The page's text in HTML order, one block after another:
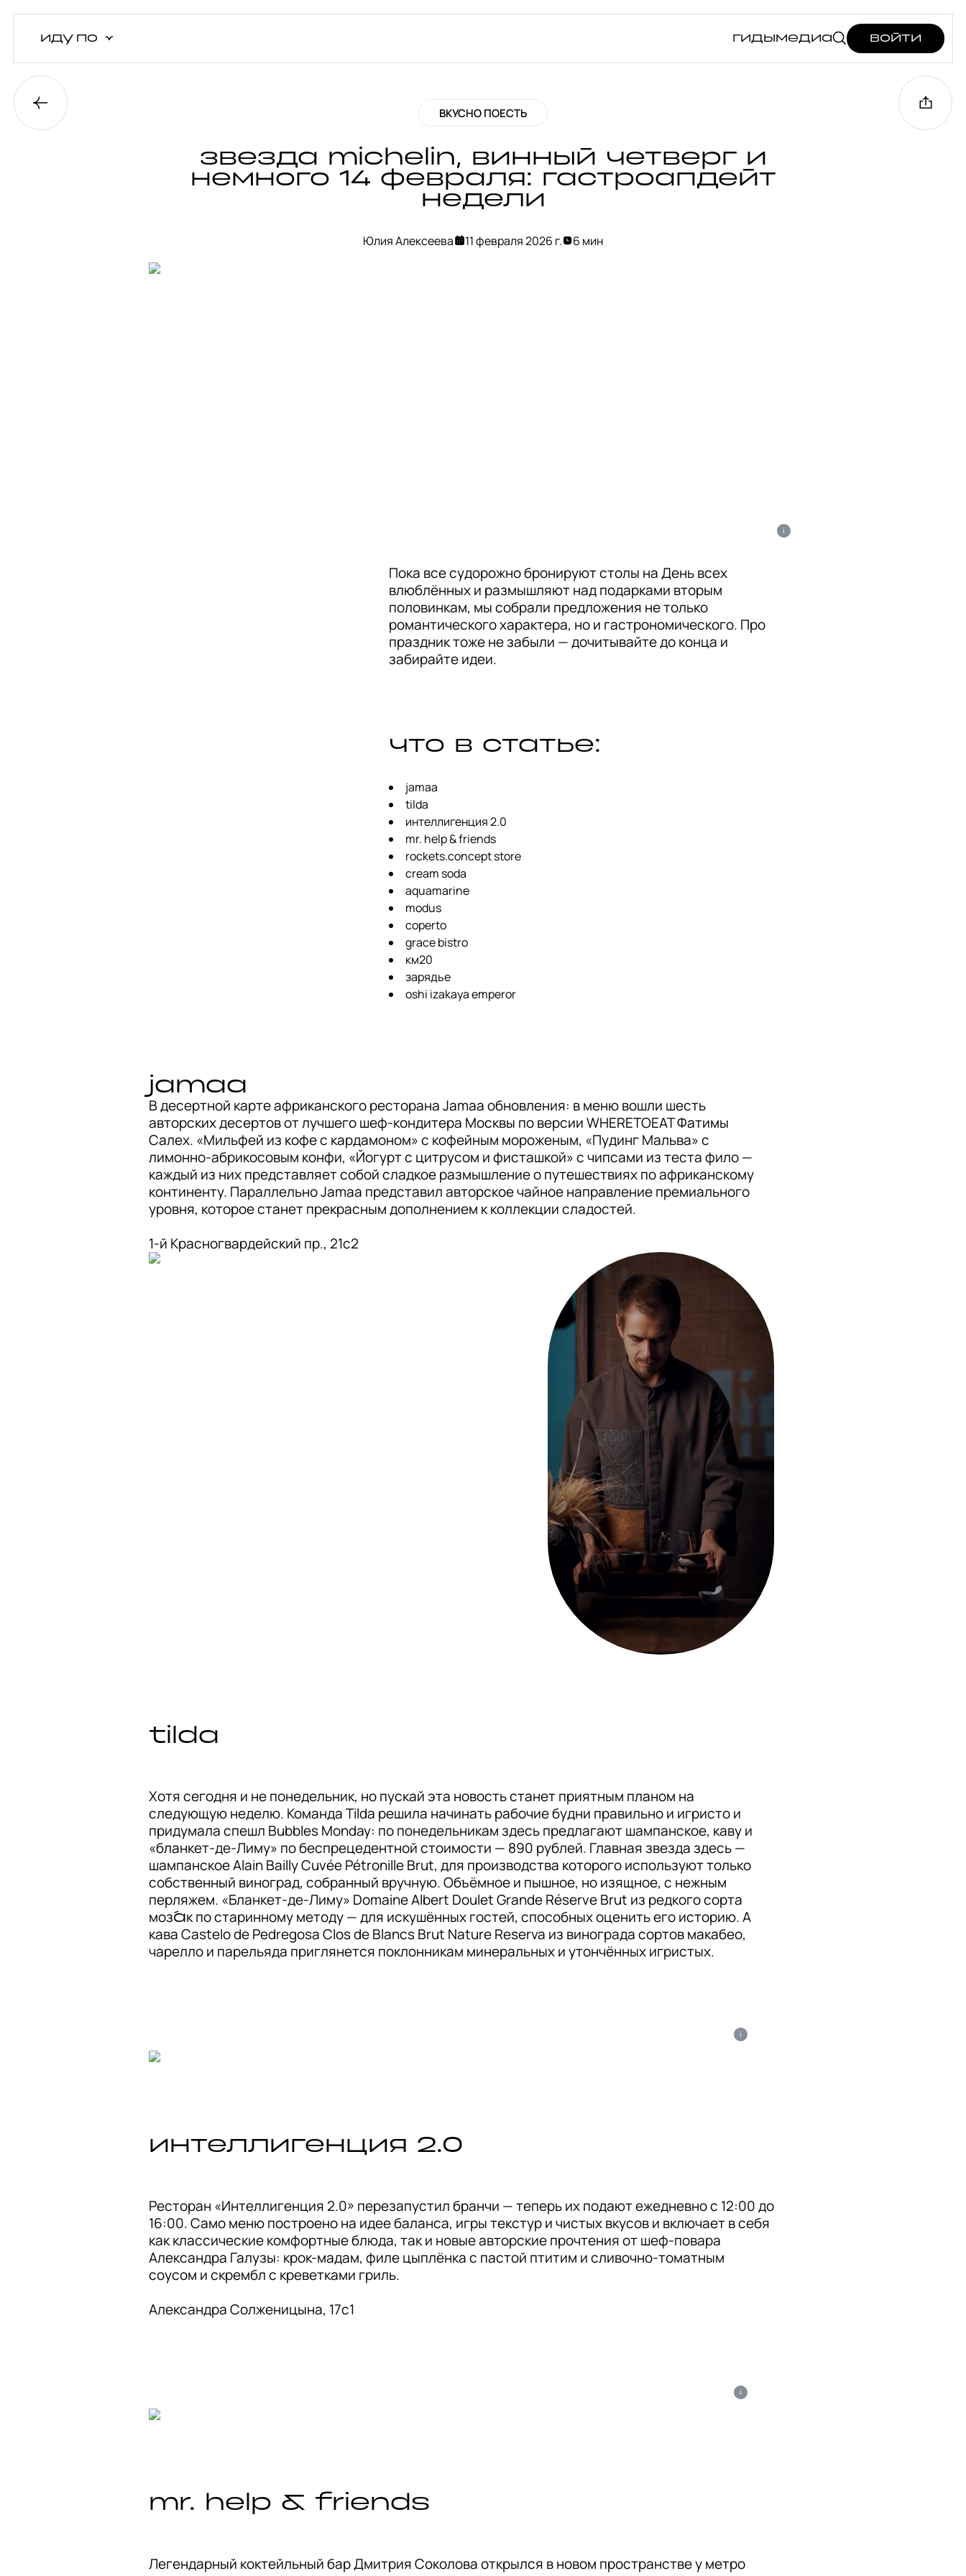
иду по гидымедиа войти
ВКУСНО ПОЕСТЬ
звезда michelin, винный четверг и
немного 14 февраля: гастроапдейт
недели
Юлия Алексеева 11 февраля 2026 г. 6 мин
i
Пока все судорожно бронируют столы на День всех
влюблённых и размышляют над подарками вторым
половинкам, мы собрали предложения не только
романтического характера, но и гастрономического. Про
праздник тоже не забыли — дочитывайте до конца и
забирайте идеи.
что в статье:
jamaa
tilda
интеллигенция 2.0
mr. help & friends
rockets.concept store
cream soda
aquamarine
modus
coperto
grace bistro
км20
зарядье
oshi izakaya emperor
jamaa
В десертной карте африканского ресторана Jamaa обновления: в меню вошли шесть
авторских десертов от лучшего шеф-кондитера Москвы по версии WHERETOEAT Фатимы
Салех. «Мильфей из кофе с кардамоном» с кофейным мороженым, «Пудинг Мальва» с
лимонно-абрикосовым конфи, «Йогурт с цитрусом и фисташкой» с чипсами из теста фило —
каждый из них представляет собой сладкое размышление о путешествиях по африканскому
континенту. Параллельно Jamaa представил авторское чайное направление премиального
уровня, которое станет прекрасным дополнением к коллекции сладостей.
tilda
Хотя сегодня и не понедельник, но пускай эта новость станет приятным планом на
следующую неделю. Команда Tilda решила начинать рабочие будни правильно и игристо и
придумала спешл Bubbles Monday: по понедельникам здесь предлагают шампанское, каву и
«бланкет-де-Лиму» по беспрецедентной стоимости — 890 рублей. Главная звезда здесь —
шампанское Alain Bailly Cuvée Pétronille Brut, для производства которого используют только
собственный виноград, собранный вручную. Объёмное и пышное, но изящное, с нежным
перляжем. «Бланкет-де-Лиму» Domaine Albert Doulet Grande Réserve Brut из редкого сорта
моза́к по старинному методу — для искушённых гостей, способных оценить его историю. А
кава Castelo de Pedregosa Clos de Blancs Brut Nature Reserva из винограда сортов макабео,
чарелло и парельяда приглянется поклонникам минеральных и утончённых игристых.
i
Ресторан «Интеллигенция 2.0» перезапустил бранчи — теперь их подают ежедневно с 12:00 до
16:00. Само меню построено на идее баланса, игры текстур и чистых вкусов и включает в себя
как классические комфортные блюда, так и новые авторские прочтения от шеф-повара
Александра Галузы: крок-мадам, филе цыплёнка с пастой птитим и сливочно-томатным
соусом и скрембл с креветками гриль.
i
mr. help & friends
Легендарный коктейльный бар Дмитрия Соколова открылся в новом пространстве у метро